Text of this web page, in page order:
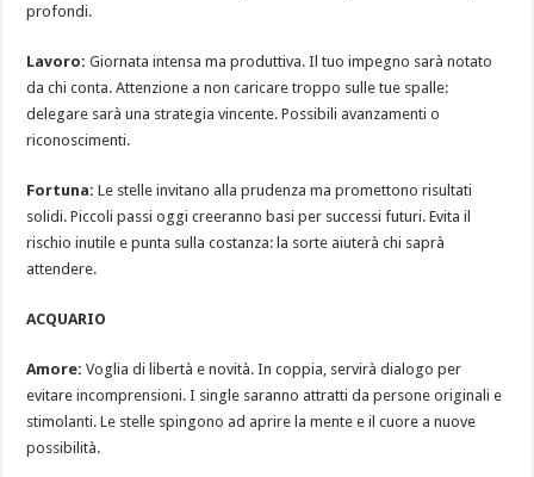
profondi.
Lavoro: Giornata intensa ma produttiva. Il tuo impegno sarà notato
da chi conta. Attenzione a non caricare troppo sulle tue spalle:
delegare sarà una strategia vincente. Possibili avanzamenti o
riconoscimenti.
Fortuna: Le stelle invitano alla prudenza ma promettono risultati
solidi. Piccoli passi oggi creeranno basi per successi futuri. Evita il
rischio inutile e punta sulla costanza: la sorte aiuterà chi saprà
attendere.
ACQUARIO
Amore: Voglia di libertà e novità. In coppia, servirà dialogo per
evitare incomprensioni. I single saranno attratti da persone originali e
stimolanti. Le stelle spingono ad aprire la mente e il cuore a nuove
possibilità.